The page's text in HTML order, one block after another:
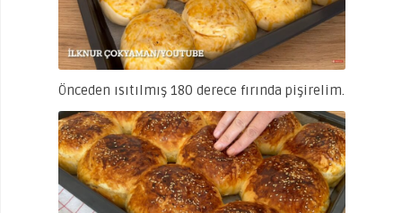
Önceden ısıtılmış 180 derece fırında pişirelim.